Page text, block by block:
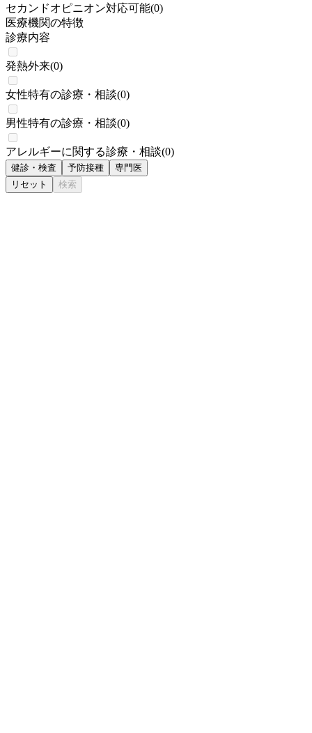
セカンドオピニオン対応可能(0)
医療機関の特徴
診療内容
発熱外来(0)
女性特有の診療・相談(0)
男性特有の診療・相談(0)
アレルギーに関する診療・相談(0)
健診・検査 予防接種
専門医
リセット
検索